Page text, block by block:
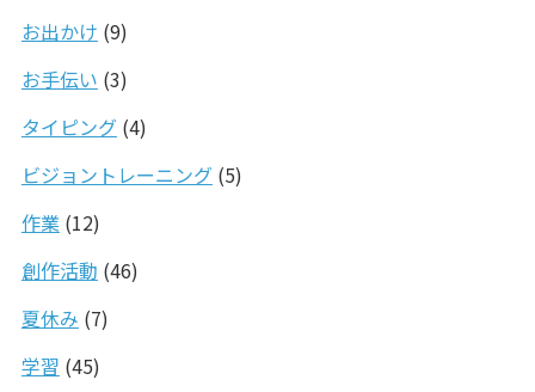
お出かけ (9)
お手伝い (3)
タイピング(4)
ビジョントレーニング(5)
作業(12)
創作活動 (46)
夏休み (7)
学習 (45)